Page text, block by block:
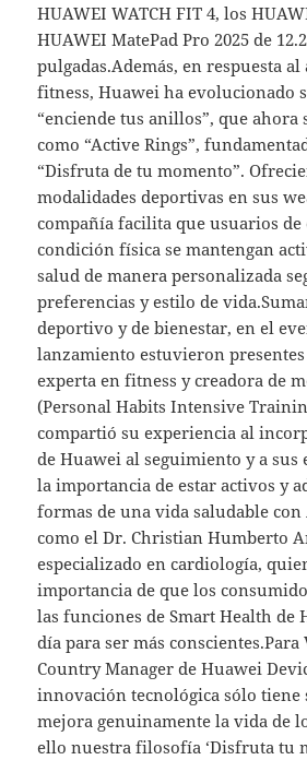
HUAWEI WATCH FIT 4, los
HUAWEI MatePad Pro 2025 de 12.2
pulgadas.Además, en respuesta al
fitness, Huawei ha evolucionado
“enciende tus anillos”, que ahora
como “Active Rings”,
“Disfruta de tu momento”.
modalidades deportivas en sus
compañía facilita que usuarios
condición física se mantengan
salud de manera personalizada
preferencias y estilo de
deportivo y de bienestar, en el
lanzamiento estuvieron presentes
experta en fitness y creadora de
(Personal Habits Intensive
compartió su experiencia al
de Huawei al seguimiento y a
la importancia de estar activos y
formas de una vida saludable con
como el Dr. Christian Humberto
especializado en cardiología,
importancia de que los
las funciones de Smart Health de
día para ser más conscientes.Para
Country Manager de Huawei
innovación tecnológica sólo tiene
mejora genuinamente la vida de
ello nuestra filosofía ‘Disfruta tu